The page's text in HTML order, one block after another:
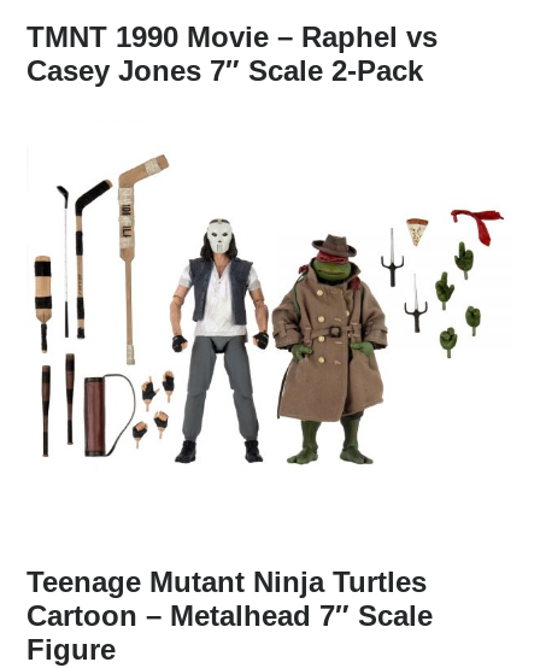
TMNT 1990 Movie – Raphel vs
Casey Jones 7″ Scale 2-Pack
Teenage Mutant Ninja Turtles
Cartoon – Metalhead 7″ Scale
Figure